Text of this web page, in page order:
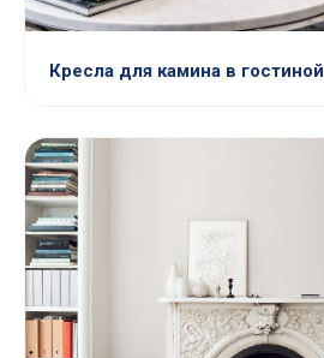
Кресла для камина в гостиной